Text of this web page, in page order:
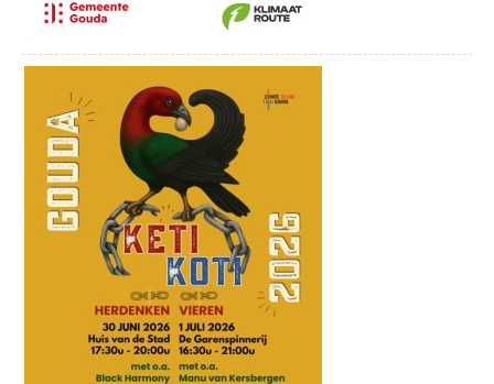
Komedie
+€1,50 servicekosten
Tickets bestellen
+€1,50 servicekosten
Op 29, 30 en 31 mei speelt de Goudse
Komedie de voorstelling ‘Aan Alles Komt
een Begin’.
Marc en Boris zijn al tien jaar getrouwd,
maar hun levens verschillen enorm. Marc
treedt op als zijn flamboyante alter ego
Marcia in een nachtclub, terwijl Boris een
brave kantoorbaan heeft en worstelt met
hoe anderen naar hun huwelijk kijken.